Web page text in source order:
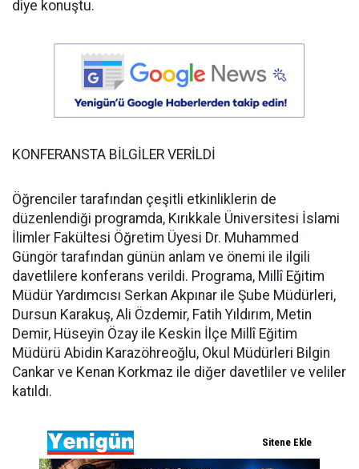
diye konuştu.
KONFERANSTA BİLGİLER VERİLDİ
Öğrenciler tarafından çeşitli etkinliklerin de
düzenlendiği programda, Kırıkkale Üniversitesi İslami
İlimler Fakültesi Öğretim Üyesi Dr. Muhammed
Güngör tarafından günün anlam ve önemi ile ilgili
davetlilere konferans verildi. Programa, Millî Eğitim
Müdür Yardımcısı Serkan Akpınar ile Şube Müdürleri,
Dursun Karakuş, Ali Özdemir, Fatih Yıldırım, Metin
Demir, Hüseyin Özay ile Keskin İlçe Millî Eğitim
Müdürü Abidin Karazöhreoğlu, Okul Müdürleri Bilgin
Cankar ve Kenan Korkmaz ile diğer davetliler ve veliler
katıldı.